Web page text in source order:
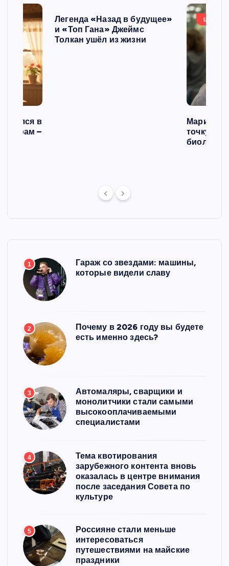
в
–
Легенда «Назад в будущее»
и «Топ Гана» Джеймс
Толкан ушёл из жизни
Мария
точку в
1
Гараж со звездами: машины,
которые видели славу
2
Почему в 2026 году вы будете
есть именно здесь?
3
Автомаляры, сварщики и
монолитчики стали самыми
высокооплачиваемыми
специалистами
4
Тема квотирования
зарубежного контента вновь
оказалась в центре внимания
после заседания Совета по
культуре
5
Россияне стали меньше
интересоваться
путешествиями на майские
праздники